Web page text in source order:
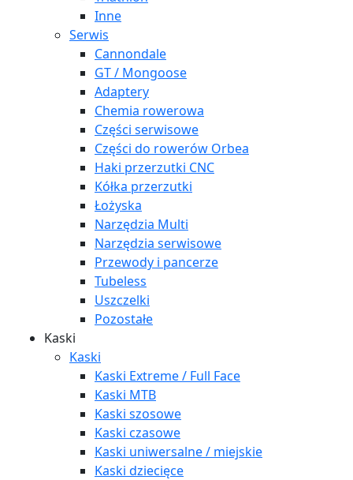
Inne
Serwis
Cannondale
GT / Mongoose
Adaptery
Chemia rowerowa
Części serwisowe
Części do rowerów Orbea
Haki przerzutki CNC
Kółka przerzutki
Łożyska
Narzędzia Multi
Narzędzia serwisowe
Przewody i pancerze
Tubeless
Uszczelki
Pozostałe
Kaski
Kaski
Kaski Extreme / Full Face
Kaski MTB
Kaski szosowe
Kaski czasowe
Kaski uniwersalne / miejskie
Kaski dziecięce